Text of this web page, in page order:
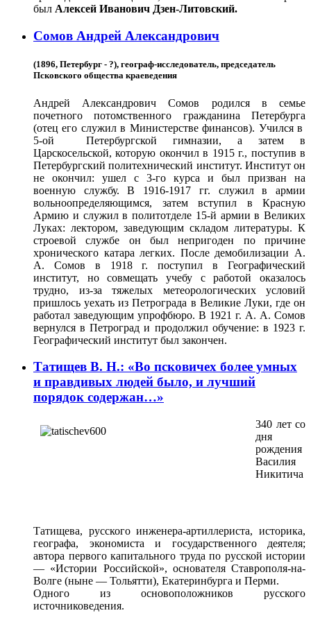
был Алексей Иванович Дзен-Литовский.
Сомов Андрей Александрович
(1896, Петербург - ?), географ-исследователь, председатель
Псковского общества краеведения
Андрей Александрович Сомов родился в семье
почетного потомственного гражданина Петербурга
(отец его служил в Министерстве финансов). Учился в
5-ой Петербургской гимназии, а затем в
Царскосельской, которую окончил в 1915 г., поступив в
Петербургский политехнический институт. Институт он
не окончил: ушел с 3-го курса и был призван на
военную службу. В 1916-1917 гг. служил в армии
вольноопределяющимся, затем вступил в Красную
Армию и служил в политотделе 15-й армии в Великих
Луках: лектором, заведующим складом литературы. К
строевой службе он был непригоден по причине
хронического катара легких. После демобилизации А.
А. Сомов в 1918 г. поступил в Географический
институт, но совмещать учебу с работой оказалось
трудно, из-за тяжелых метеорологических условий
пришлось уехать из Петрограда в Великие Луки, где он
работал заведующим упрофбюро. В 1921 г. А. А. Сомов
вернулся в Петроград и продолжил обучение: в 1923 г.
Географический институт был закончен.
Татищев В. Н.: «Во псковичех более умных
и правдивых людей было, и лучший
порядок содержан…»
340 лет со
дня
рождения
Василия
Никитича
Татищева, русского инженера-артиллериста, историка,
географа, экономиста и государственного деятеля;
автора первого капитального труда по русской истории
— «Истории Российской», основателя Ставрополя-на-
Волге (ныне — Тольятти), Екатеринбурга и Перми.
Одного из основоположников русского
источниковедения.